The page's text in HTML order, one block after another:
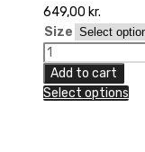
649,00 kr.
Size
100%
Celium
Tiedyed
Add to cart
Select options